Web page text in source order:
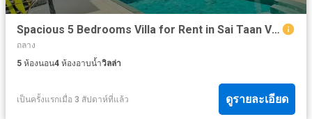
Spacious 5 Bedrooms Villa for Rent in Sai Taan Villa
ถลาง
5 ห้องนอน4 ห้องอาบน้ำวิลล่า
เป็นครั้งแรกเมื่อ 3 สัปดาห์ที่แล้ว ดูรายละเอียด